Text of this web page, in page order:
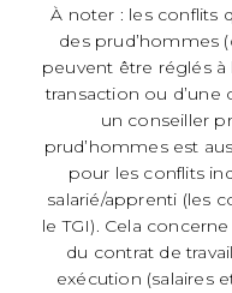
À noter : les conflits
des prud’hommes
peuvent être réglés à
transaction ou
un conseiller
prud’hommes est
pour les conflits
salarié/apprenti (les
le TGI). Cela
du contrat de
exécution (salaires